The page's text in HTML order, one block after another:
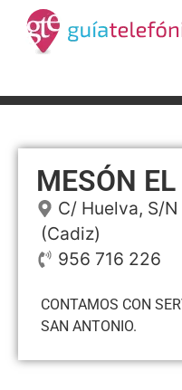
MESÓN
C/ Huelva, S/N
(Cadiz)
956 716 226
CONTAMOS CON
SAN ANTONIO.